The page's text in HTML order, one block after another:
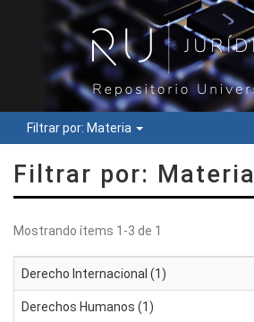
Filtrar por: Materia
Filtrar por: Materia
Mostrando ítems 1-3 de 1
Derecho Internacional (1)
Derechos Humanos (1)